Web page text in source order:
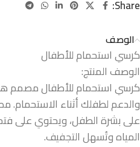
Share:
الوصف
كرسي استحمام للأطفال
الوصف المنتج:
كرسي استحمام للأطفال مصمم
والدعم لطفلك أثناء
على بشرة الطفل، ويحتوي على
المياه وتُسهل التجفيف.